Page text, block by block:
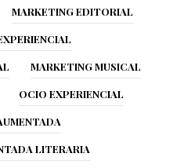
MARKETING EDITORIAL
MARKETING MUSICAL
OCIO EXPERIENCIAL
LITERARIA